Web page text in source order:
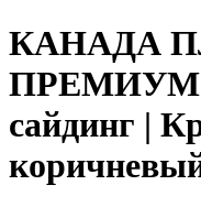
КАНАДА
ПРЕМИУМ
сайдинг |